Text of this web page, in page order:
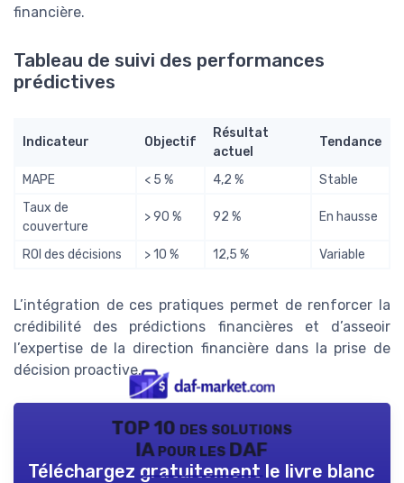
financière.
Tableau de suivi des performances
prédictives
Indicateur Objectif
Résultat
actuel
Tendance
MAPE < 5 % 4,2 %
Stable
Taux de
couverture
> 90 % 92 % En hausse
ROI des décisions > 10 % 12,5 % Variable
L’intégration de ces pratiques permet de renforcer la
crédibilité des prédictions financières et d’asseoir
l’expertise de la direction financière dans la prise de
décision proactive.
TOP 10 des solutions
IA pour les DAF
Téléchargez gratuitement le livre blanc